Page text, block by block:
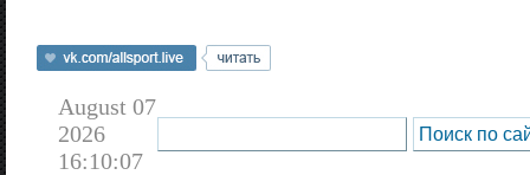
August 07
2026
16:10:07